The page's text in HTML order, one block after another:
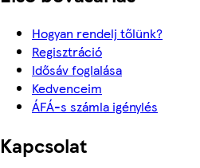
Hogyan rendelj tőlünk?
Regisztráció
Idősáv foglalása
Kedvenceim
ÁFÁ-s számla igénylés
Kapcsolat